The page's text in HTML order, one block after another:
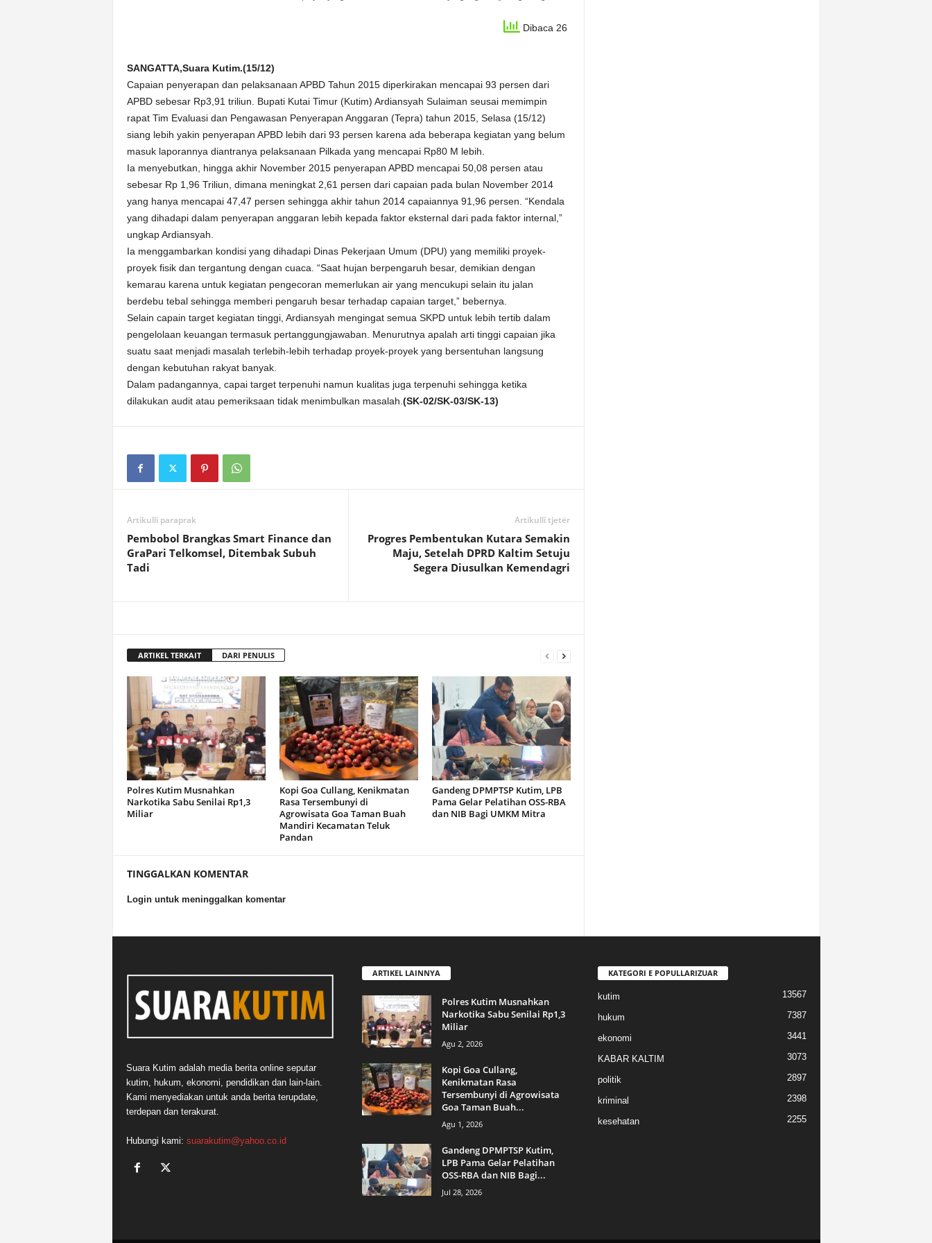
Dibaca 26
SANGATTA,Suara Kutim.(15/12)
Capaian penyerapan dan pelaksanaan APBD Tahun 2015 diperkirakan mencapai 93 persen dari
APBD sebesar Rp3,91 triliun. Bupati Kutai Timur (Kutim) Ardiansyah Sulaiman seusai memimpin
rapat Tim Evaluasi dan Pengawasan Penyerapan Anggaran (Tepra) tahun 2015, Selasa (15/12)
siang lebih yakin penyerapan APBD lebih dari 93 persen karena ada beberapa kegiatan yang belum
masuk laporannya diantranya pelaksanaan Pilkada yang mencapai Rp80 M lebih.
Ia menyebutkan, hingga akhir November 2015 penyerapan APBD mencapai 50,08 persen atau
sebesar Rp 1,96 Triliun, dimana meningkat 2,61 persen dari capaian pada bulan November 2014
yang hanya mencapai 47,47 persen sehingga akhir tahun 2014 capaiannya 91,96 persen. “Kendala
yang dihadapi dalam penyerapan anggaran lebih kepada faktor eksternal dari pada faktor internal,”
ungkap Ardiansyah.
Ia menggambarkan kondisi yang dihadapi Dinas Pekerjaan Umum (DPU) yang memiliki proyek-
proyek fisik dan tergantung dengan cuaca. “Saat hujan berpengaruh besar, demikian dengan
kemarau karena untuk kegiatan pengecoran memerlukan air yang mencukupi selain itu jalan
berdebu tebal sehingga memberi pengaruh besar terhadap capaian target,” bebernya.
Selain capain target kegiatan tinggi, Ardiansyah mengingat semua SKPD untuk lebih tertib dalam
pengelolaan keuangan termasuk pertanggungjawaban. Menurutnya apalah arti tinggi capaian jika
suatu saat menjadi masalah terlebih-lebih terhadap proyek-proyek yang bersentuhan langsung
dengan kebutuhan rakyat banyak.
Dalam padangannya, capai target terpenuhi namun kualitas juga terpenuhi sehingga ketika
dilakukan audit atau pemeriksaan tidak menimbulkan masalah. (SK-02/SK-03/SK-13)
Artikulli paraprak
Pembobol Brangkas Smart Finance dan
GraPari Telkomsel, Ditembak Subuh
Tadi
Artikulli tjetër
Progres Pembentukan Kutara Semakin
Maju, Setelah DPRD Kaltim Setuju
Segera Diusulkan Kemendagri
ARTIKEL TERKAIT DARI PENULIS
Polres Kutim Musnahkan
Narkotika Sabu Senilai Rp1,3
Miliar
Kopi Goa Cullang, Kenikmatan
Rasa Tersembunyi di
Agrowisata Goa Taman Buah
Mandiri Kecamatan Teluk
Pandan
Gandeng DPMPTSP Kutim, LPB
Pama Gelar Pelatihan OSS-RBA
dan NIB Bagi UMKM Mitra
TINGGALKAN KOMENTAR
Login untuk meninggalkan komentar
Suara Kutim adalah media berita online seputar
kutim, hukum, ekonomi, pendidikan dan lain-lain.
Kami menyediakan untuk anda berita terupdate,
terdepan dan terakurat.
Hubungi kami: suarakutim@yahoo.co.id
ARTIKEL LAINNYA
Polres Kutim Musnahkan
Narkotika Sabu Senilai Rp1,3
Miliar
Agu 2, 2026
Kopi Goa Cullang,
Kenikmatan Rasa
Tersembunyi di Agrowisata
Goa Taman Buah...
Agu 1, 2026
Gandeng DPMPTSP Kutim,
LPB Pama Gelar Pelatihan
OSS-RBA dan NIB Bagi...
Jul 28, 2026
KATEGORI E POPULLARIZUAR
kutim 13567
hukum 7387
ekonomi 3441
KABAR KALTIM 3073
politik 2897
kriminal 2398
kesehatan 2255